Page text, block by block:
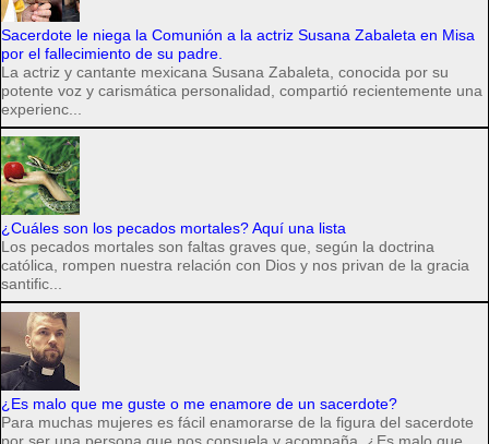
Sacerdote le niega la Comunión a la actriz Susana Zabaleta en Misa
por el fallecimiento de su padre.
La actriz y cantante mexicana Susana Zabaleta, conocida por su
potente voz y carismática personalidad, compartió recientemente una
experienc...
¿Cuáles son los pecados mortales? Aquí una lista
Los pecados mortales son faltas graves que, según la doctrina
católica, rompen nuestra relación con Dios y nos privan de la gracia
santific...
¿Es malo que me guste o me enamore de un sacerdote?
Para muchas mujeres es fácil enamorarse de la figura del sacerdote
por ser una persona que nos consuela y acompaña. ¿Es malo que